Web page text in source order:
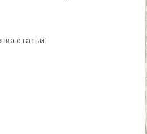
статьи: